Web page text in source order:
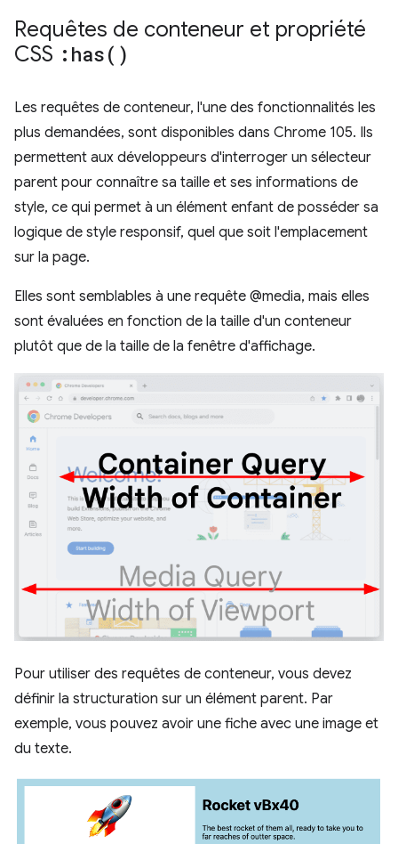
Requêtes de conteneur et propriété
CSS : has( )
Les requêtes de conteneur, l'une des fonctionnalités les
plus demandées, sont disponibles dans Chrome 105. Ils
permettent aux développeurs d'interroger un sélecteur
parent pour connaître sa taille et ses informations de
style, ce qui permet à un élément enfant de posséder sa
logique de style responsif, quel que soit l'emplacement
sur la page.
Elles sont semblables à une requête @media, mais elles
sont évaluées en fonction de la taille d'un conteneur
plutôt que de la taille de la fenêtre d'affichage.
Pour utiliser des requêtes de conteneur, vous devez
définir la structuration sur un élément parent. Par
exemple, vous pouvez avoir une fiche avec une image et
du texte.